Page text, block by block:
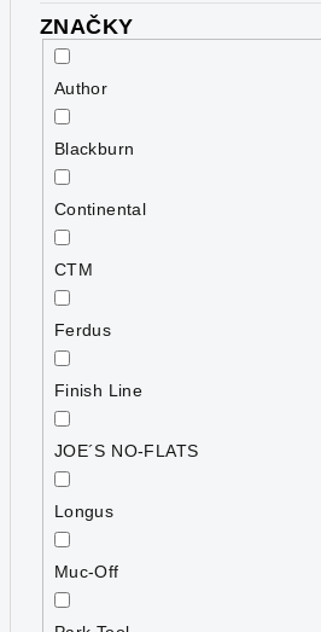
ZNAČKY
Author
Blackburn
Continental
CTM
Ferdus
Finish Line
JOE´S NO-FLATS
Longus
Muc-Off